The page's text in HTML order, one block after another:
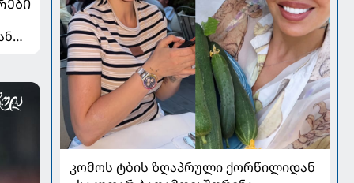
კომოს ტბის ზღაპრული ქორწილიდან